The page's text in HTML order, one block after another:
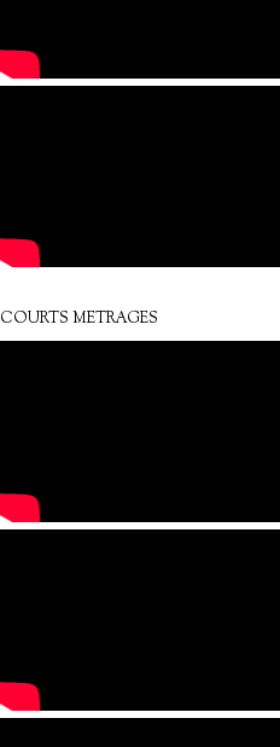
COURTS METRAGES